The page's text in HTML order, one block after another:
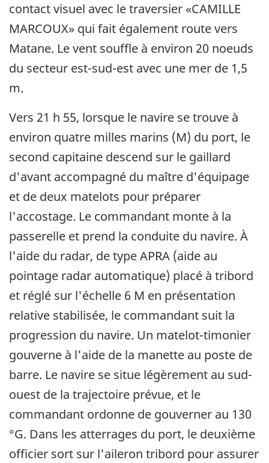
contact visuel avec le traversier «CAMILLE
MARCOUX» qui fait également route vers
Matane. Le vent souffle à environ 20 noeuds
du secteur est-sud-est avec une mer de 1,5
m.
Vers 21 h 55, lorsque le navire se trouve à
environ quatre milles marins (M) du port, le
second capitaine descend sur le gaillard
d'avant accompagné du maître d'équipage
et de deux matelots pour préparer
l'accostage. Le commandant monte à la
passerelle et prend la conduite du navire. À
l'aide du radar, de type APRA (aide au
pointage radar automatique) placé à tribord
et réglé sur l'échelle 6 M en présentation
relative stabilisée, le commandant suit la
progression du navire. Un matelot-timonier
gouverne à l'aide de la manette au poste de
barre. Le navire se situe légèrement au sud-
ouest de la trajectoire prévue, et le
commandant ordonne de gouverner au 130
°G. Dans les atterrages du port, le deuxième
officier sort sur l'aileron tribord pour assurer